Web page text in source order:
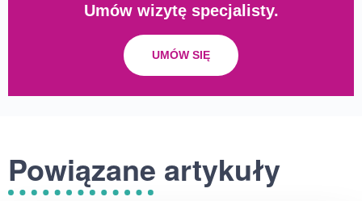
Umów wizytę specjalisty.
UMÓW SIĘ
Powiązane artykuły